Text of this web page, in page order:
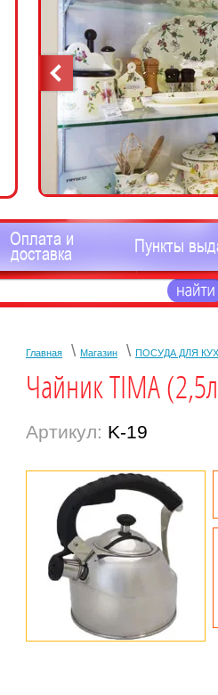
Оплата и
доставка Пункты
Главная \ Магазин \ ПОСУДА ДЛЯ
Чайник TIMA
Артикул: K-19